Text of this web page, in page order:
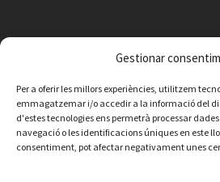
Gestionar
Per a oferir les millors experiències, utilitzem
emmagatzemar i/o accedir a la informació del
d'estes tecnologies ens permetrà processar
navegació o les identificacions úniques en este
consentiment, pot afectar negativament unes